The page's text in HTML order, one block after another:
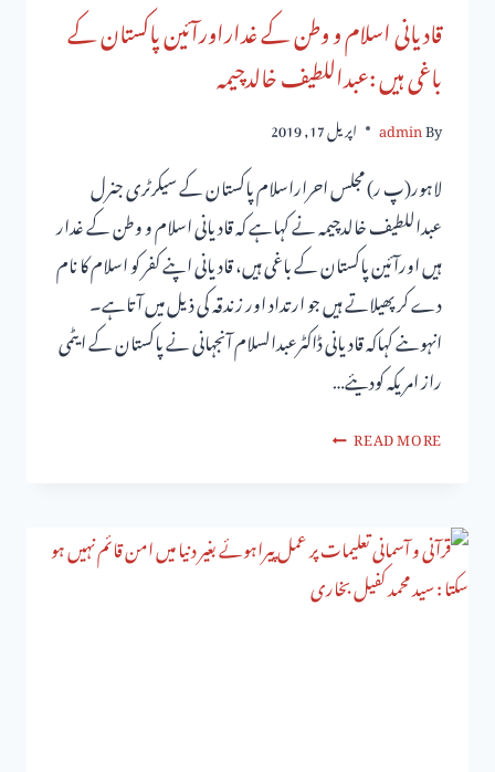
قادیانی اسلام و وطن کے غداراورآئین پاکستان کے
باغی ہیں :عبداللطیف خالدچیمہ
By
admin اپریل 17, 2019
لاہور(پ ر) مجلس احراراسلام پاکستان کے سیکرٹری جنرل
عبداللطیف خالدچیمہ نے کہاہے کہ قادیانی اسلام و وطن کے غدار
ہیں اورآئین پاکستان کے باغی ہیں، قادیانی اپنے کفر کو اسلام کا نام
دے کر پھیلاتے ہیں جو ارتداد اور زندقہ کی ذیل میں آتاہے۔
انہوںنے کہاکہ قادیانی ڈاکٹرعبدالسلام آنجہانی نے پاکستان کے ایٹمی
راز امریکہ کودیئے…
READ MORE